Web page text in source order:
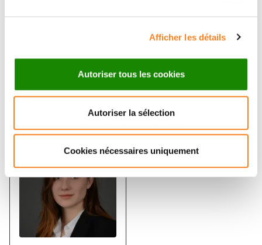
Afficher les détails
Autoriser tous les cookies
Autoriser la sélection
Cookies nécessaires uniquement
JOSHUA